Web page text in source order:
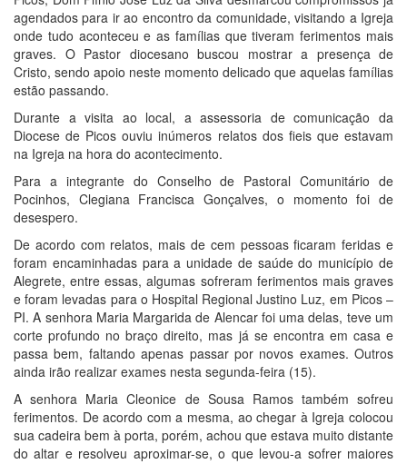
agendados para ir ao encontro da comunidade, visitando a Igreja
onde tudo aconteceu e as famílias que tiveram ferimentos mais
graves. O Pastor diocesano buscou mostrar a presença de
Cristo, sendo apoio neste momento delicado que aquelas famílias
estão passando.
Durante a visita ao local, a assessoria de comunicação da
Diocese de Picos ouviu inúmeros relatos dos fieis que estavam
na Igreja na hora do acontecimento.
Para a integrante do Conselho de Pastoral Comunitário de
Pocinhos, Clegiana Francisca Gonçalves, o momento foi de
desespero.
De acordo com relatos, mais de cem pessoas ficaram feridas e
foram encaminhadas para a unidade de saúde do município de
Alegrete, entre essas, algumas sofreram ferimentos mais graves
e foram levadas para o Hospital Regional Justino Luz, em Picos –
PI. A senhora Maria Margarida de Alencar foi uma delas, teve um
corte profundo no braço direito, mas já se encontra em casa e
passa bem, faltando apenas passar por novos exames. Outros
ainda irão realizar exames nesta segunda-feira (15).
A senhora Maria Cleonice de Sousa Ramos também sofreu
ferimentos. De acordo com a mesma, ao chegar à Igreja colocou
sua cadeira bem à porta, porém, achou que estava muito distante
do altar e resolveu aproximar-se, o que levou-a sofrer maiores